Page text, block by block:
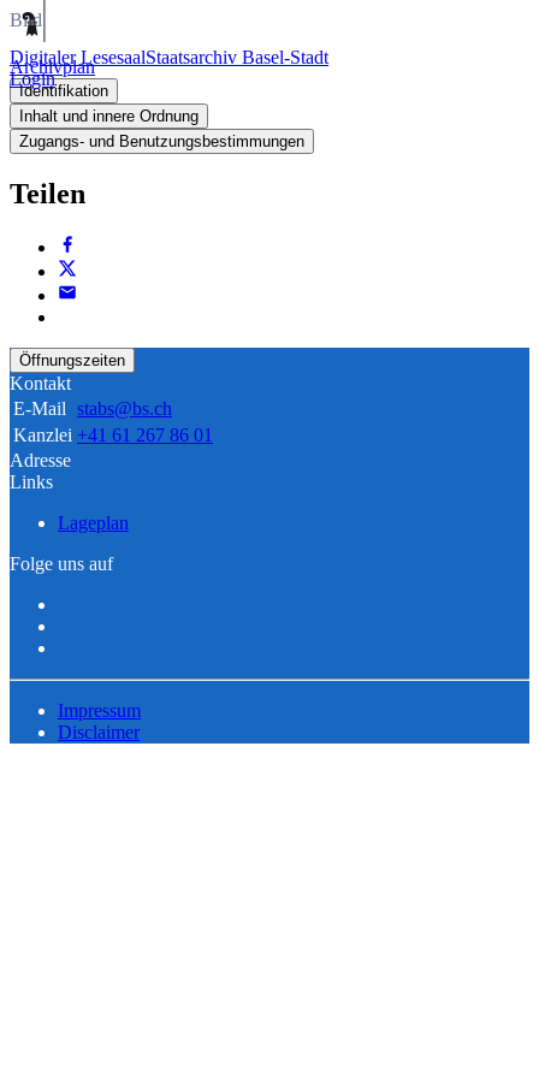
Digitaler LesesaalStaatsarchiv Basel-Stadt
Login
Bild
Archivplan
Identifikation
Inhalt und innere Ordnung
Zugangs- und Benutzungsbestimmungen
Teilen
Öffnungszeiten
Kontakt
E-Mail stabs@bs.ch
Kanzlei +41 61 267 86 01
Adresse
Links
Lageplan
Folge uns auf
Impressum
Disclaimer